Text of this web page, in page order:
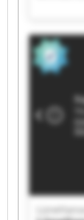
Vertriebs
Vertriebs
Vertriebs
Vertriebs